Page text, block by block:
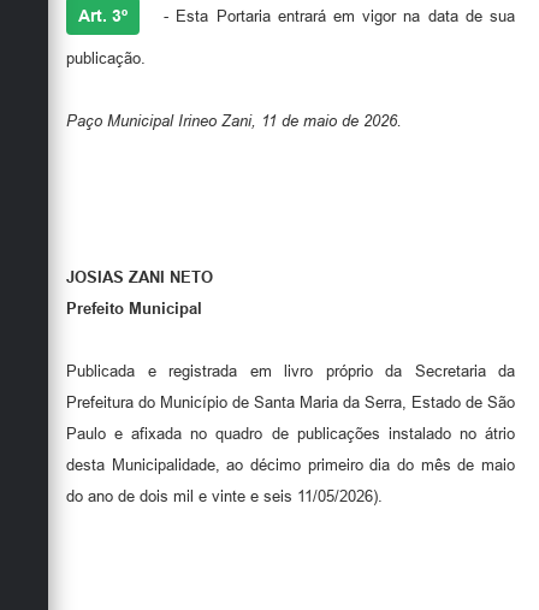
Art. 3º - Esta Portaria entrará em vigor na data de sua
publicação.
Paço Municipal Irineo Zani, 11 de maio de 2026.
JOSIAS ZANI NETO
Prefeito Municipal
Publicada e registrada em livro próprio da Secretaria da
Prefeitura do Município de Santa Maria da Serra, Estado de São
Paulo e afixada no quadro de publicações instalado no átrio
desta Municipalidade, ao décimo primeiro dia do mês de maio
do ano de dois mil e vinte e seis 11/05/2026).